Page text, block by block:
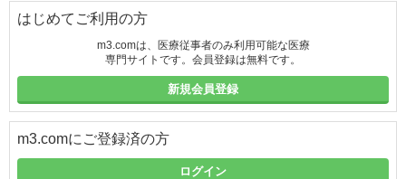
はじめてご利用の方
m3.comは、医療従事者のみ利用可能な医療
専門サイトです。会員登録は無料です。
新規会員登録
m3.comにご登録済の方
ログイン